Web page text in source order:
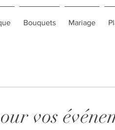
Bouquets Mariage
vos